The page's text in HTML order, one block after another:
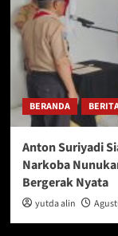
BERANDA
Anton Suriyadi
Narkoba
Bergerak Nyata
yutda alin